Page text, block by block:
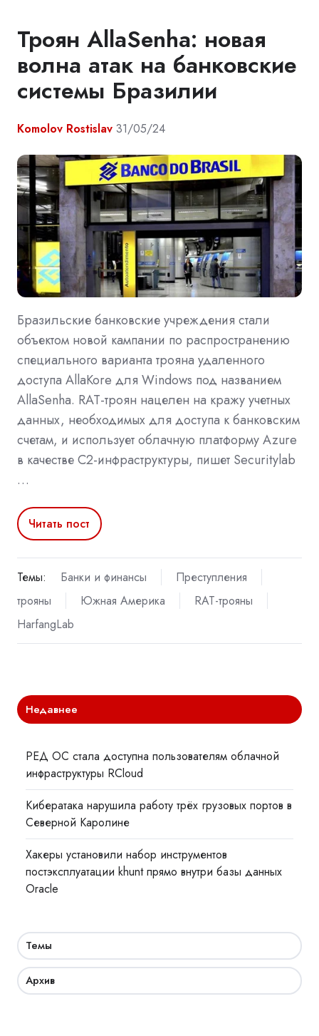
Троян AllaSenha: новая
волна атак на банковские
системы Бразилии
Komolov Rostislav 31/05/24
Бразильские банковские учреждения стали
объектом новой кампании по распространению
специального варианта трояна удаленного
доступа AllaKore для Windows под названием
AllaSenha. RAT-троян нацелен на кражу учетных
данных, необходимых для доступа к банковским
счетам, и использует облачную платформу Azure
в качестве C2-инфраструктуры, пишет Securitylab
…
Читать пост
Темы: Банки и финансы
Преступления
трояны
Южная Америка
RAT-трояны
HarfangLab
Недавнее
РЕД ОС стала доступна пользователям облачной
инфраструктуры RCloud
Кибератака нарушила работу трёх грузовых портов в
Северной Каролине
Хакеры установили набор инструментов
постэксплуатации khunt прямо внутри базы данных
Oracle
Темы
Архив